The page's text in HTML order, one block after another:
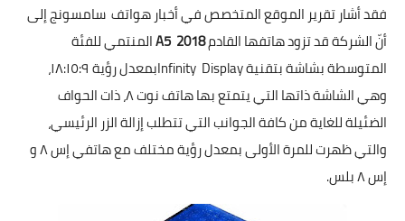
فقد أشار تقریر الموقع المتخصص في أخبار ھواتف سامسونج إلى
أنّ الشركة قد تزود ھاتفھا القادمA5 2018المنتمي للفئة
المتوسطة بشاشة بتقنیة Infinity Displayبمعدل رؤیة ۱۸:۱٥:۹،
وھي الشاشة ذاتھا التي یتمتع بھا ھاتف نوت ۸، ذات الحواف
الضئیلة للغایة من كافة الجوانب التي تتطلب إزالة الزر الرئیسي،
والتي ظھرت للمرة الأولى بمعدل رؤیة مختلف مع ھاتفي إس ۸ و
إس ۸ بلس.